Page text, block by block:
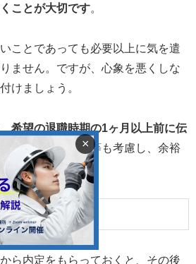
ことが大切です。
ことであっても必要以上に気を遣
ません。ですが、心象を悪くしな
けましょう。
希望の退職時期の1ヶ月以上前に伝
業務の引継ぎ期間等も考慮し、余裕
く
ら内定をもらっておくと、その後
×